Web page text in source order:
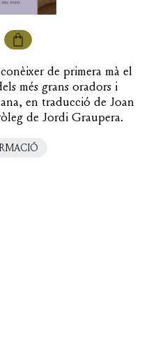
de primera mà el
més grans oradors i
en traducció de Joan
de Jordi Graupera.